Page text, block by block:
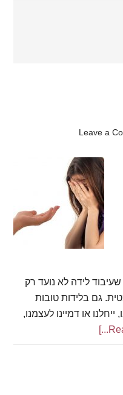
Leave a
לידה לא נועד רק
גם בלידות טובות
או דמיינו לעצמנו,